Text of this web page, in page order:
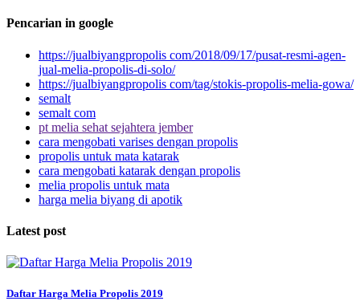
Pencarian in google
https://jualbiyangpropolis com/2018/09/17/pusat-resmi-agen-
jual-melia-propolis-di-solo/
https://jualbiyangpropolis com/tag/stokis-propolis-melia-gowa/
semalt
semalt com
pt melia sehat sejahtera jember
cara mengobati varises dengan propolis
propolis untuk mata katarak
cara mengobati katarak dengan propolis
melia propolis untuk mata
harga melia biyang di apotik
Latest post
Daftar Harga Melia Propolis 2019